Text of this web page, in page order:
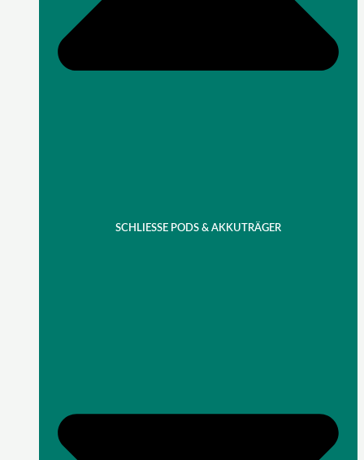
SCHLIESSE PODS & AKKUTRÄGER